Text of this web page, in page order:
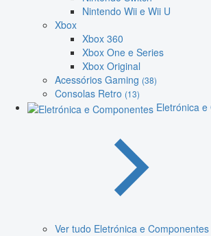
Nintendo Wii e Wii U
Xbox
Xbox 360
Xbox One e Series
Xbox Original
Acessórios Gaming (38)
Consolas Retro (13)
Eletrónica
Ver tudo Eletrónica e Componentes